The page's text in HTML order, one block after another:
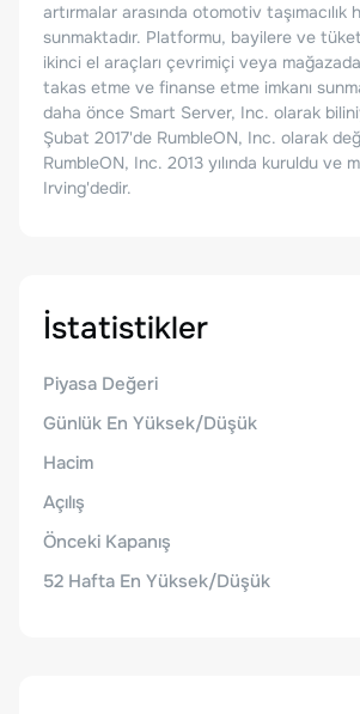
artırmalar arasında otomotiv taşımacılık
sunmaktadır. Platformu, bayilere ve
ikinci el araçları çevrimiçi veya
takas etme ve finanse etme imkanı
daha önce Smart Server, Inc. olarak
Şubat 2017'de RumbleON, Inc. olarak
RumbleON, Inc. 2013 yılında kuruldu ve
Irving'dedir.
İstatistikler
Piyasa Değeri
Günlük En Yüksek/Düşük
Hacim
Açılış
Önceki Kapanış
52 Hafta En Yüksek/Düşük